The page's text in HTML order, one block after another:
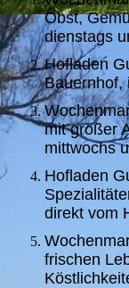
Obst,
dienstags
Hofladen
Bauernhof,
mit großer
mittwochs
Hofladen
direkt vom
frischen